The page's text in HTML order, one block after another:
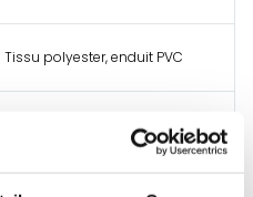
Tissu polyester, enduit PVC
L'Europe (donc conforme
REACH et libre de cadmium)